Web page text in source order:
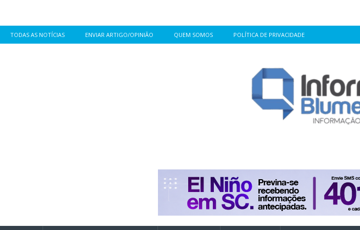
TODAS AS NOTÍCIAS ENVIAR ARTIGO/OPINIÃO QUEM SOMOS POLÍTICA DE PRIVACIDADE